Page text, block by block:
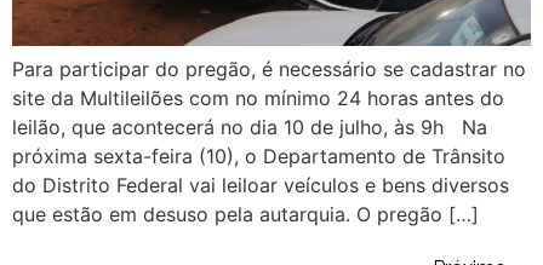
Para participar do pregão, é necessário se cadastrar no
site da Multileilões com no mínimo 24 horas antes do
leilão, que acontecerá no dia 10 de julho, às 9h Na
próxima sexta-feira (10), o Departamento de Trânsito
do Distrito Federal vai leiloar veículos e bens diversos
que estão em desuso pela autarquia. O pregão […]